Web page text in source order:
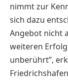
nimmt zur
sich dazu
Angebot nicht
weiteren
unberührt”,